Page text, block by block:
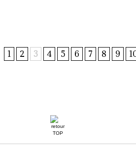
1
2 3 4 5 6 7 8 9